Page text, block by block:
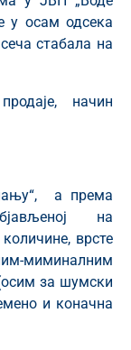
у осам одсека
стабала на
начин
а према
на
врсте
миминалним
за шумски
и коначна